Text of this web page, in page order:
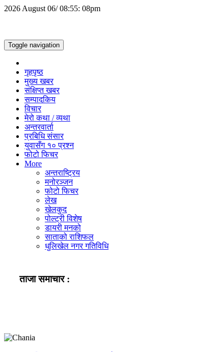
2026 August 06/ 08:55: 08pm
Toggle navigation
गृहपृष्ठ
मुख्य खबर
संक्षिप्त खबर
सम्पादकिय
विचार
मेरो कथा / व्यथा
अन्तरवार्ता
प्रबिधि संसार
युवासँग १० प्रश्न
फोटो फिचर
More
अन्तराष्ट्रिय
मनोरञ्जन
फोटो फिचर
लेख
खेलकुद
पोल्ट्री विशेष
डायरी मनको
साताको राशिफल
धुलिखेल नगर गतिविधि
ताजा समाचार :